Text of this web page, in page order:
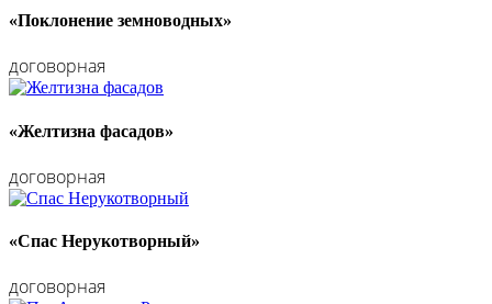
«Поклонение земноводных»
договорная
«Желтизна фасадов»
договорная
«Спас Нерукотворный»
договорная